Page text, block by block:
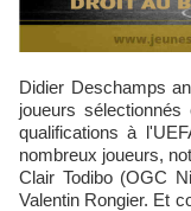
Didier Deschamps annoncera ce jeudi 16 mars la liste des 26
joueurs
qualifications à
nombreux joueurs,
Clair Todibo (OGC
Valentin Rongier. Et